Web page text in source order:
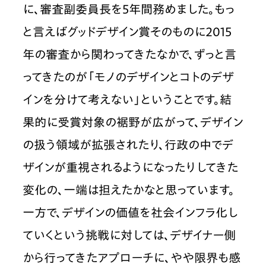
に、審査副委員長を5年間務めました。もっ
と言えばグッドデザイン賞そのものに2015
年の審査から関わってきたなかで、ずっと言
ってきたのが「モノのデザインとコトのデザ
インを分けて考えない」ということです。結
果的に受賞対象の裾野が広がって、デザイン
の扱う領域が拡張されたり、行政の中でデ
ザインが重視されるようになったりしてきた
変化の、一端は担えたかなと思っています。
一方で、デザインの価値を社会インフラ化し
ていくという挑戦に対しては、デザイナー側
から行ってきたアプローチに、やや限界も感